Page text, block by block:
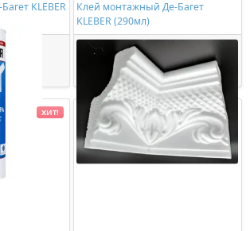
KLEBER
Клей монтажный Де-Багет
KLEBER (290мл)
534,00 ₽/шт
Купить
ХИТ!